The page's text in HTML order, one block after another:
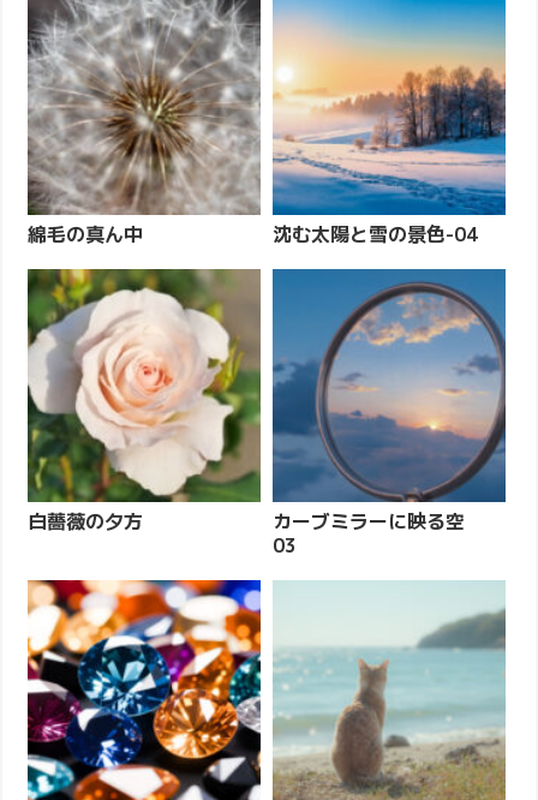
綿毛の真ん中 沈む太陽と雪の景色-04
白薔薇の夕方
カーブミラーに映る空
03